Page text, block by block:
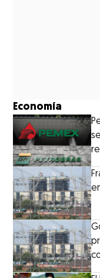
Economía